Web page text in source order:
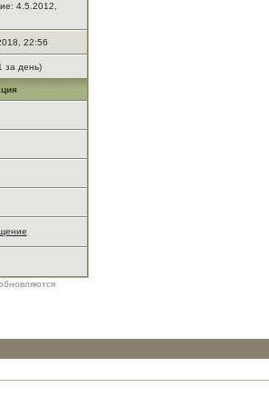
4.5.2012,
22:56
за день)